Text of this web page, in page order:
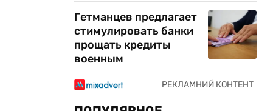
Гетманцев предлагает
стимулировать банки
прощать кредиты
военным